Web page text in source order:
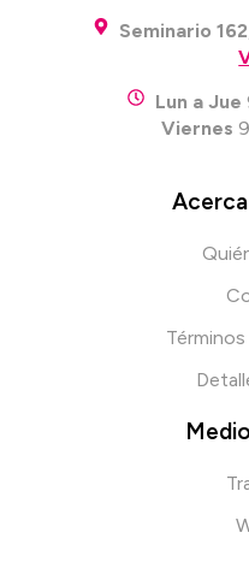
Seminario 162
Lun a Jue
Viernes